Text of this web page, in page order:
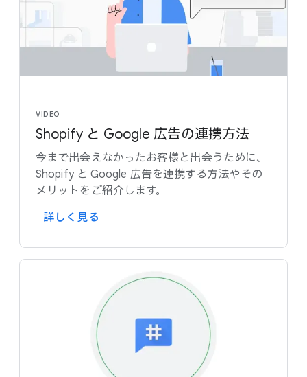
VIDEO
Shopify と Google 広告の​連携方​法
今まで​出会えなかった​お客様と​出会う​ために、​
Shopify と Google 広告を​連携する​方​法や​その​
メリットを​ご紹介します。
詳しく​見る